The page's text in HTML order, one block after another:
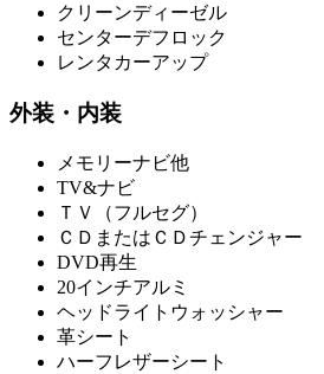
クリーンディーゼル
センターデフロック
レンタカーアップ
外装・内装
メモリーナビ他
TV&ナビ
ＴＶ（フルセグ）
ＣＤまたはＣＤチェンジャー
DVD再生
20インチアルミ
ヘッドライトウォッシャー
革シート
ハーフレザーシート